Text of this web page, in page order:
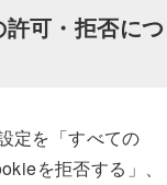
可・拒否につ
定を「すべての
を拒否する」、